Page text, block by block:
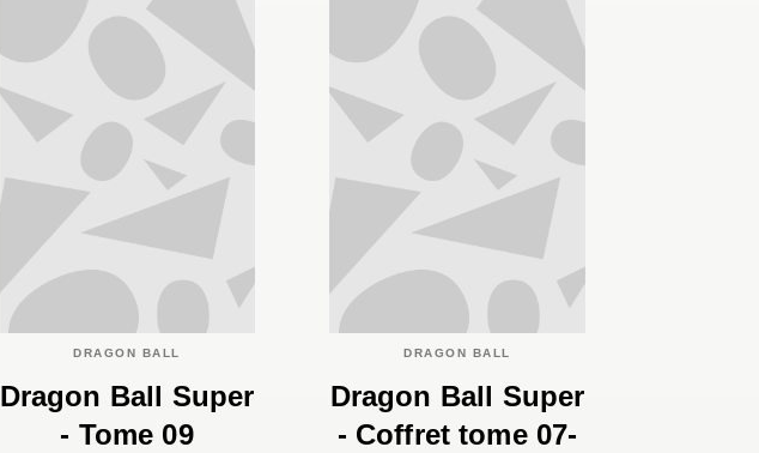
DRAGON BALL
Dragon Ball Super
- Tome 09
DRAGON BALL
Dragon Ball Super
- Coffret tome 07-